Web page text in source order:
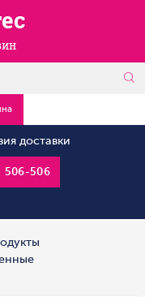
доставки
506